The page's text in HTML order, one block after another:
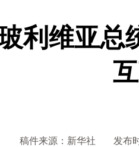
利维亚总
稿件来源：新华社 发布